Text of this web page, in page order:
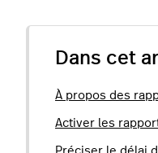
Dans cet
À propos des
Activer les